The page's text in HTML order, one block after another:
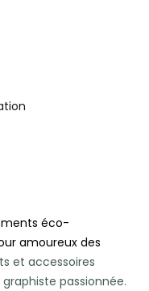
éco-
amoureux des
et accessoires
passionnée.